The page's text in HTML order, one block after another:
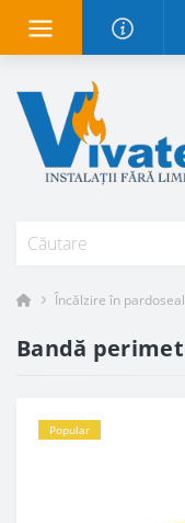
Încălzire în
Bandă
Popular